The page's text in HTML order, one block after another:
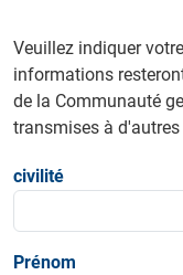
Veuillez indiquer
informations
de la Communauté
transmises à
civilité
Prénom